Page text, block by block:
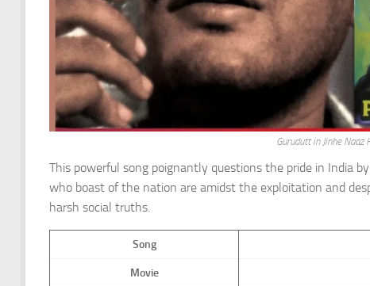
Gurudutt in Jinhe
This powerful song poignantly questions the pride in India
who boast of the nation are amidst the exploitation and
harsh social truths.
Song
Movie